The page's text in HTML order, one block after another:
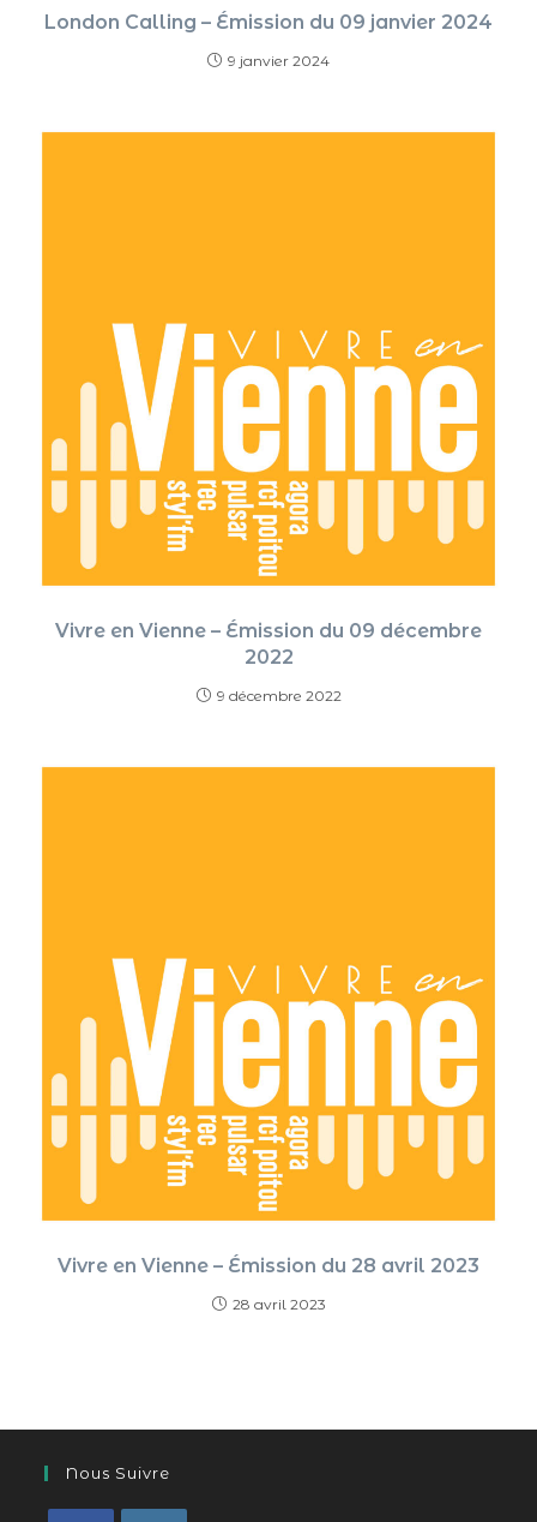
London Calling – Émission du 09 janvier 2024
9 janvier 2024
Vivre en Vienne – Émission du 09 décembre
2022
9 décembre 2022
Vivre en Vienne – Émission du 28 avril 2023
28 avril 2023
Nous Suivre